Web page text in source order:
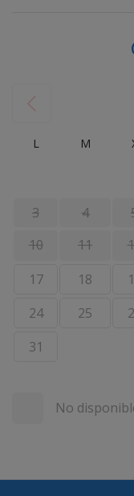
L M
3
4
10
11
17
18
24
25
31
No